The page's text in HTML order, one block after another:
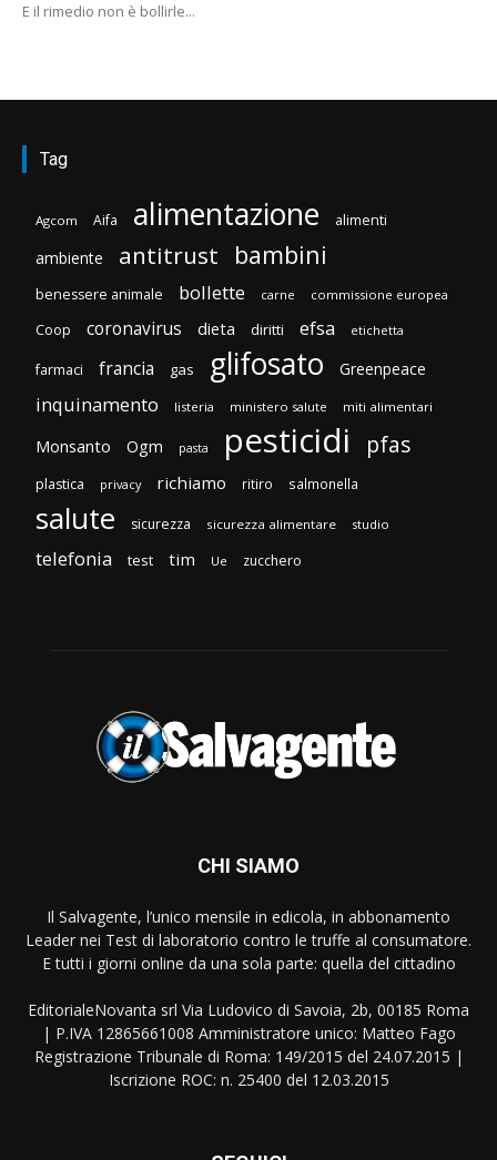
E il rimedio non è bollirle...
Tag
Agcom Aifa alimentazione alimenti
ambiente antitrust bambini
benessere animale bollette carne commissione europea
Coop coronavirus dieta diritti efsa etichetta
farmaci francia gas glifosato Greenpeace
inquinamento listeria ministero salute miti alimentari
Monsanto Ogm pasta pesticidi pfas
plastica privacy richiamo ritiro salmonella
salute sicurezza sicurezza alimentare studio
telefonia test tim Ue zucchero
CHI SIAMO
Il Salvagente, l’unico mensile in edicola, in abbonamento
Leader nei Test di laboratorio contro le truffe al consumatore.
E tutti i giorni online da una sola parte: quella del cittadino
EditorialeNovanta srl Via Ludovico di Savoia, 2b, 00185 Roma
| P.IVA 12865661008 Amministratore unico: Matteo Fago
Registrazione Tribunale di Roma: 149/2015 del 24.07.2015 |
Iscrizione ROC: n. 25400 del 12.03.2015